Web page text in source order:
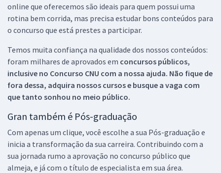
online que oferecemos são ideais para quem possui uma
rotina bem corrida, mas precisa estudar bons conteúdos para
o concurso que está prestes a participar.
Temos muita confiança na qualidade dos nossos conteúdos:
foram milhares de aprovados em concursos públicos,
inclusive no Concurso CNU com a nossa ajuda. Não fique de
fora dessa, adquira nossos cursos e busque a vaga com
que tanto sonhou no meio público.
Gran também é Pós-graduação
Com apenas um clique, você escolhe a sua Pós-graduação e
inicia a transformação da sua carreira. Contribuindo com a
sua jornada rumo a aprovação no concurso público que
almeja, e já com o título de especialista em sua área.